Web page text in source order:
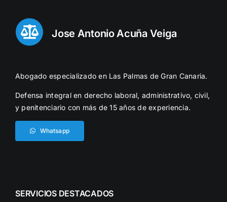
Jose Antonio Acuña Veiga
Abogado especializado en Las Palmas de Gran Canaria.
Defensa integral en derecho laboral, administrativo, civil,
y penitenciario con más de 15 años de experiencia.
Whatsapp
SERVICIOS DESTACADOS